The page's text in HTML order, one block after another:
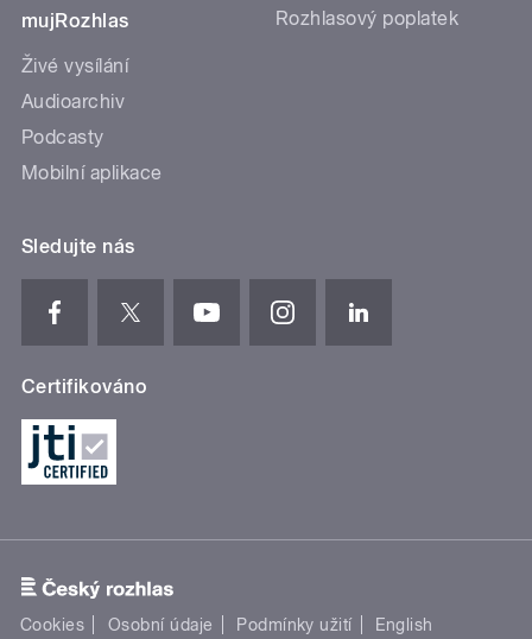
mujRozhlas
Živé vysílání
Audioarchiv
Podcasty
Mobilní aplikace
Rozhlasový poplatek
Sledujte nás
Certifikováno
Cookies Osobní údaje Podmínky užití English